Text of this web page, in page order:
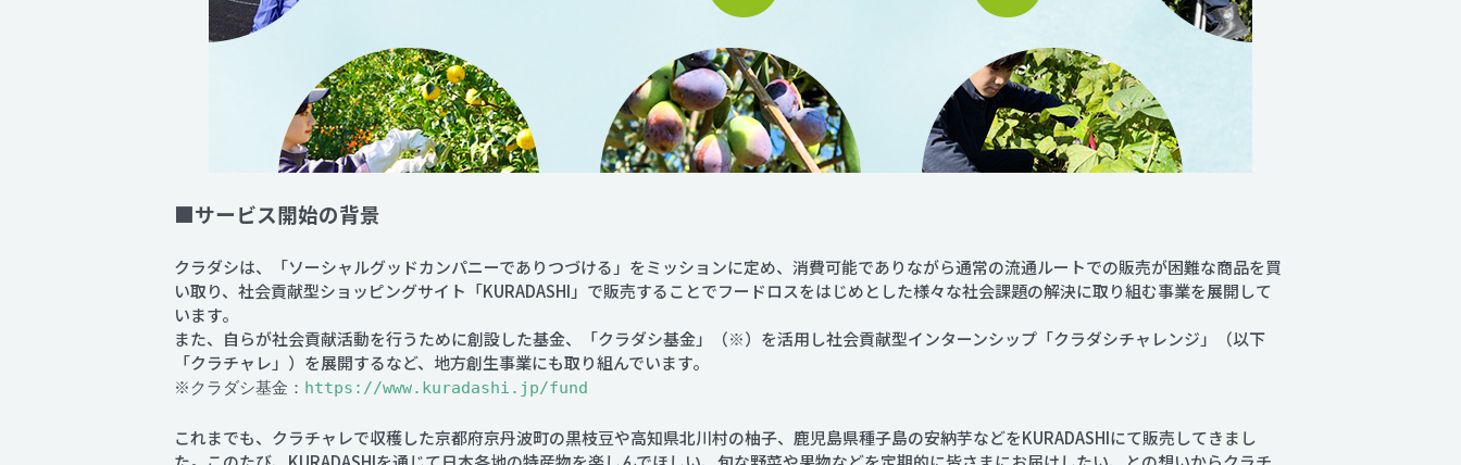
■サービス開始の背景
クラダシは、「ソーシャルグッドカンパニーでありつづける」をミッションに定め、消費可能でありながら通常の流通ルートでの販売が困難な商品を買
い取り、社会貢献型ショッピングサイト「KURADASHI」で販売することでフードロスをはじめとした様々な社会課題の解決に取り組む事業を展開して
います。
また、自らが社会貢献活動を行うために創設した基金、「クラダシ基金」（※）を活用し社会貢献型インターンシップ「クラダシチャレンジ」（以下
「クラチャレ」）を展開するなど、地方創生事業にも取り組んでいます。
※クラダシ基金： https://www.kuradashi.jp/fund
これまでも、クラチャレで収穫した京都府京丹波町の黒枝豆や高知県北川村の柚子、鹿児島県種子島の安納芋などをKURADASHIにて販売してきまし